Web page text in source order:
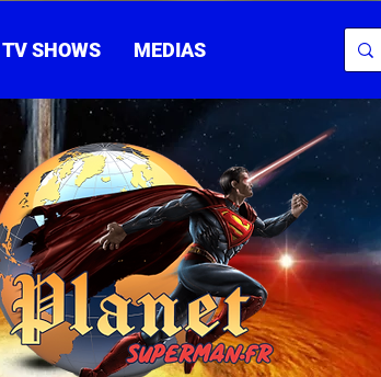
TV SHOWS MEDIAS